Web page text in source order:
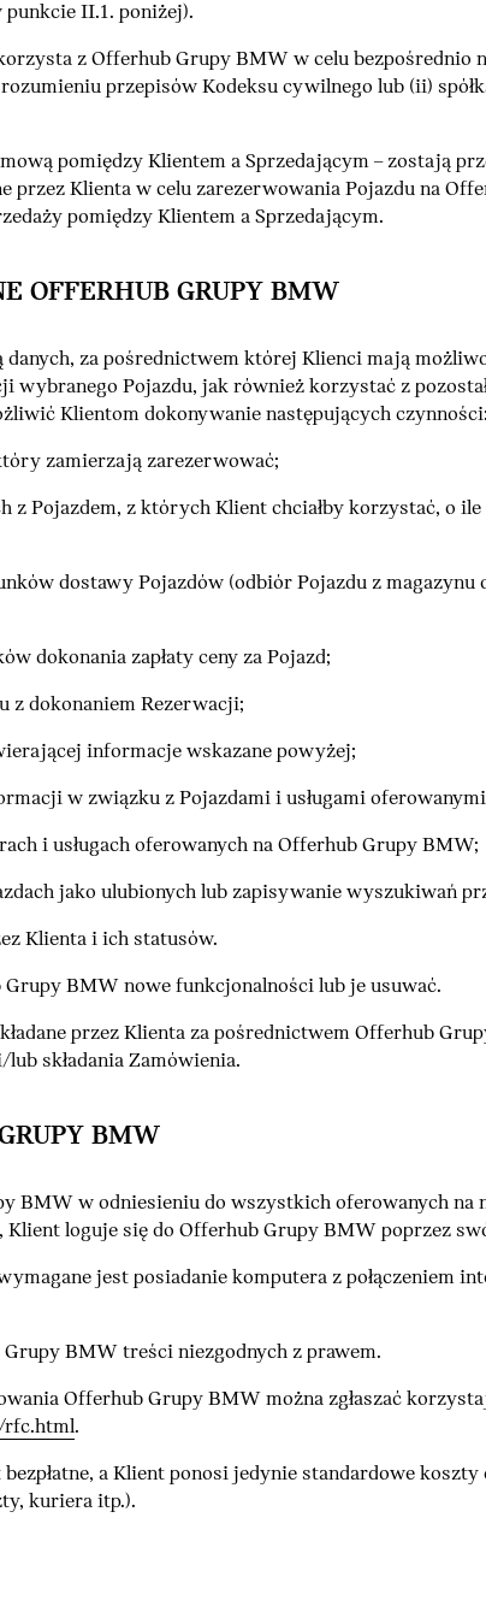
II.1. poniżej).
z Offerhub Grupy BMW w celu bezpośrednio
przepisów Kodeksu cywilnego lub (ii)
pomiędzy Klientem a Sprzedającym – zostają
przez Klienta w celu zarezerwowania Pojazdu na
pomiędzy Klientem a Sprzedającym.
OFFERHUB GRUPY BMW
za pośrednictwem której Klienci mają
wybranego Pojazdu, jak również korzystać z
Klientom dokonywanie następujących czynności:
zamierzają zarezerwować;
z Pojazdem, z których Klient chciałby korzystać, o
dostawy Pojazdów (odbiór Pojazdu z magazynu
dokonania zapłaty ceny za Pojazd;
z dokonaniem Rezerwacji;
informacje wskazane powyżej;
w związku z Pojazdami i usługami
i usługach oferowanych na Offerhub Grupy BMW;
jako ulubionych lub zapisywanie wyszukiwań
Klienta i ich statusów.
BMW nowe funkcjonalności lub je usuwać.
przez Klienta za pośrednictwem Offerhub
składania Zamówienia.
BMW
BMW w odniesieniu do wszystkich oferowanych na
loguje się do Offerhub Grupy BMW poprzez
jest posiadanie komputera z połączeniem
BMW treści niezgodnych z prawem.
Offerhub Grupy BMW można zgłaszać
.
a Klient ponosi jedynie standardowe
kuriera itp.).